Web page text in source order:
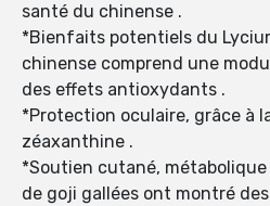
santé du chinense .
*Bienfaits potentiels du
chinense comprend une
des effets antioxydants .
*Protection oculaire, grâce à
zéaxanthine .
*Soutien cutané,
de goji gallées ont montré